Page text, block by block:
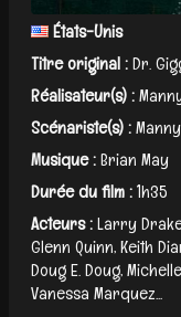
États-Unis
Titre original :Dr.
Réalisateur(s) :
Scénariste(s) :
Musique :Brian May
Durée du film :1h35
Acteurs :Larry
Glenn Quinn, Keith
Doug E. Doug,
Vanessa Marquez...